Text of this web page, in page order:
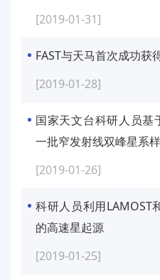
[2019-01-31]
FAST与天马首次成功获
[2019-01-28]
国家天文台科研人员基
一批窄发射线双峰星系
[2019-01-26]
科研人员利用LAMOST
的高速星起源
[2019-01-25]